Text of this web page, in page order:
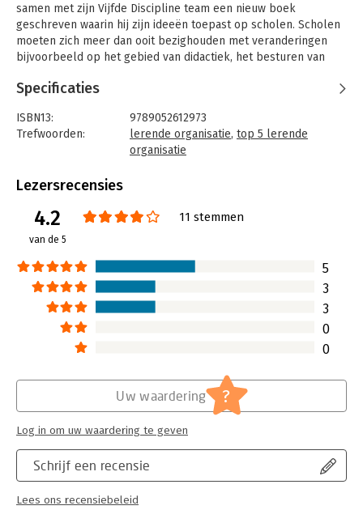
samen met zijn Vijfde Discipline team een nieuw boek
geschreven waarin hij zijn ideeën toepast op scholen. Scholen
moeten zich meer dan ooit bezighouden met veranderingen
bijvoorbeeld op het gebied van didactiek, het besturen van
veranderingen vereisen een voortdurend proces van leren
worden gezien in het verlengde van de eerder verschenen
boeken over de vijfde discipline, waarin wordt beschreven hoe
bedrijven tot lerende organisaties omgevormd worden.
Specificaties
ISBN13:
9789052612973
Trefwoorden:
lerende organisatie, top 5 lerende
organisatie
Bindwijze:
Uitgever:
Boom
Verschijningsdatum:
Hoofdrubriek: Algemeen management
Lezersrecensies
4.2
van de 5
11 stemmen
5
3
3
0
0
Schrijf een recensie
Lees ons recensiebeleid
Uw waardering ?
Log in om uw waardering te geven